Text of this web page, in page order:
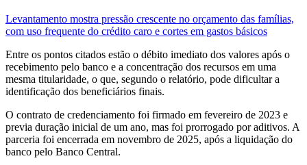
Levantamento mostra pressão crescente no orçamento das famílias,
com uso frequente do crédito caro e cortes em gastos básicos
Entre os pontos citados estão o débito imediato dos valores após o
recebimento pelo banco e a concentração dos recursos em uma
mesma titularidade, o que, segundo o relatório, pode dificultar a
identificação dos beneficiários finais.
O contrato de credenciamento foi firmado em fevereiro de 2023 e
previa duração inicial de um ano, mas foi prorrogado por aditivos. A
parceria foi encerrada em novembro de 2025, após a liquidação do
banco pelo Banco Central.